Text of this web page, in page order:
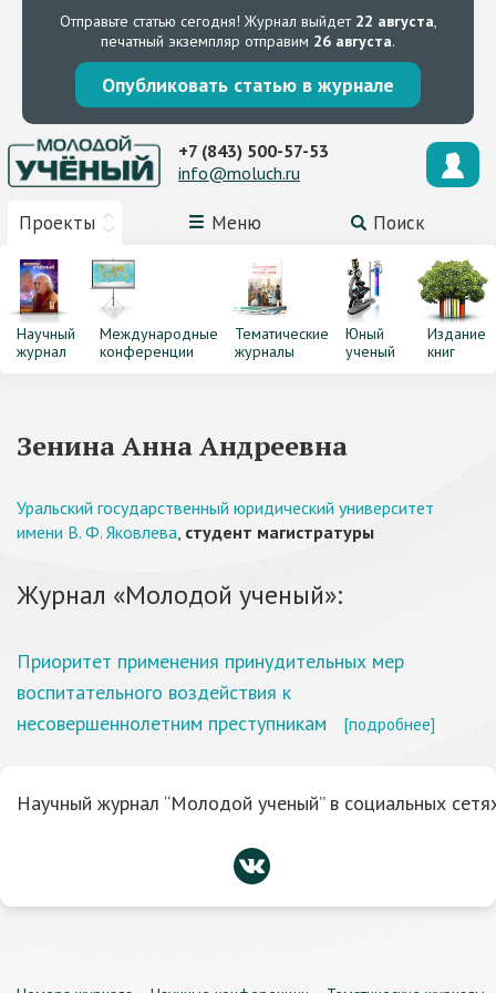
Отправьте статью сегодня! Журнал выйдет 22 августа,
печатный экземпляр отправим 26 августа.
Опубликовать статью в журнале
Проекты Меню Поиск
+7 (843) 500-57-53
info@moluch.ru
Научный
журнал
Международные
конференции
Тематические
журналы
Юный
ученый
Издание
книг
Зенина Анна Андреевна
Уральский государственный юридический университет
имени В. Ф. Яковлева, студент магистратуры
Журнал «Молодой ученый»:
Приоритет применения принудительных мер
воспитательного воздействия к
несовершеннолетним преступникам
[подробнее]
Научный журнал “Молодой ученый” в социальных